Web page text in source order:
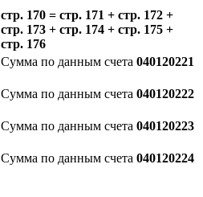
стр. 170 = стр. 171 + стр. 172 +
стр. 173 + стр. 174 + стр. 175 +
стр. 176
Сумма по данным счета 040120221
Сумма по данным счета 040120222
Сумма по данным счета 040120223
Сумма по данным счета 040120224